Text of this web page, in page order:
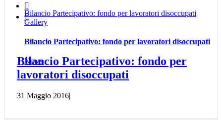
Bilancio Partecipativo: fondo per lavoratori disoccupati
Gallery
Bilancio Partecipativo: fondo per lavoratori disoccupati
News


Bilancio Partecipativo: fondo per
lavoratori disoccupati
31 Maggio 2016|